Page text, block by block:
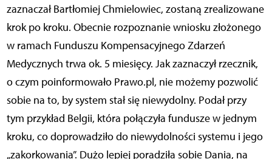
zaznaczał Bartłomiej Chmielowiec, zostaną zrealizowane
krok po kroku. Obecnie rozpoznanie wniosku złożonego
w ramach Funduszu Kompensacyjnego Zdarzeń
Medycznych trwa ok. 5 miesięcy. Jak zaznaczył rzecznik,
o czym poinformowało Prawo.pl, nie możemy pozwolić
sobie na to, by system stał się niewydolny. Podał przy
tym przykład Belgii, która połączyła fundusze w jednym
kroku, co doprowadziło do niewydolności systemu i jego
„zakorkowania”. Dużo lepiej poradziła sobie Dania, na